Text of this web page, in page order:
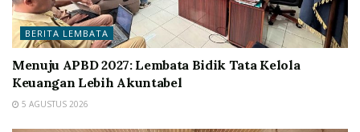
BERITA LEMBATA
Menuju APBD 2027: Lembata Bidik Tata Kelola
Keuangan Lebih Akuntabel
5 AGUSTUS 2026